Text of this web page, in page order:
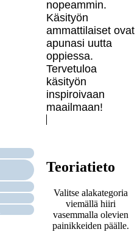
nopeammin.
Käsityön
ammattilaiset ovat
apunasi uutta
oppiessa.
Tervetuloa
käsityön
inspiroivaan
maailmaan!
Teoriatieto
Valitse alakategoria
viemällä hiiri
vasemmalla olevien
painikkeiden päälle.